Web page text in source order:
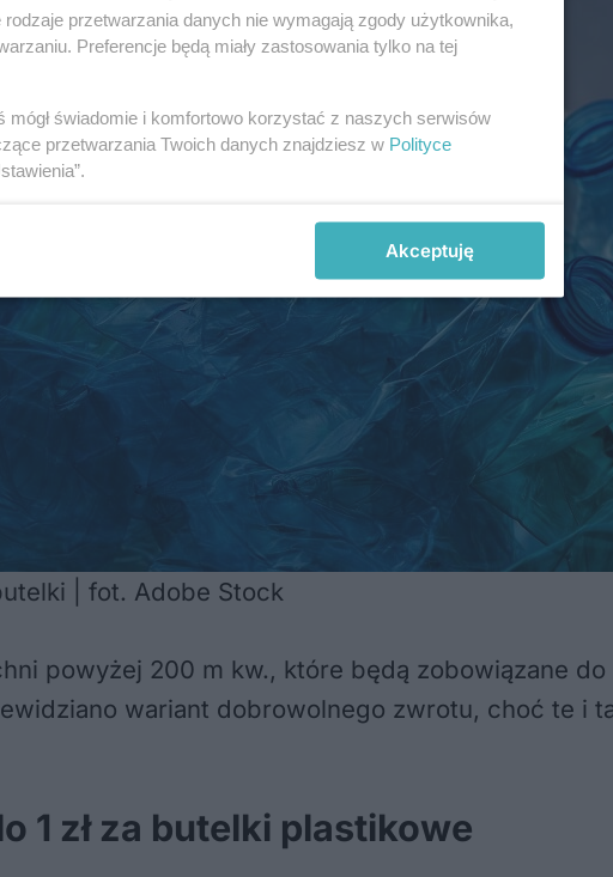
| fot. Adobe Stock
powyżej 200 m kw., które będą zobowiązane
wariant dobrowolnego zwrotu, choć te i
1 zł za butelki plastikowe
rodzaje przetwarzania danych nie wymagają zgody użytkownika,
Preferencje będą miały zastosowania tylko na tej
świadomie i komfortowo korzystać z naszych serwisów
przetwarzania Twoich danych znajdziesz w Polityce
Akceptuję